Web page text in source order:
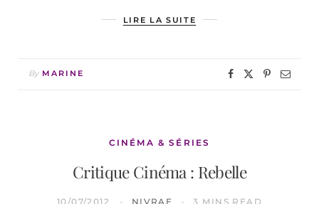
LIRE LA SUITE
By MARINE
CINÉMA & SÉRIES
Critique Cinéma : Rebelle
10/07/2012 NIVRAE 3 MINS READ